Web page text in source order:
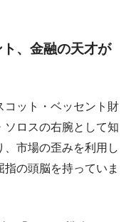
、金融の天才が
コット・ベッセント財
ロスの右腕として知
、市場の歪みを利用し
の頭脳を持っていま